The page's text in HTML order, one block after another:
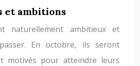
et ambitions
naturellement ambitieux et
En octobre, ils seront
motivés pour atteindre leurs